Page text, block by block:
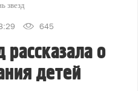
звезд
645
о
детей